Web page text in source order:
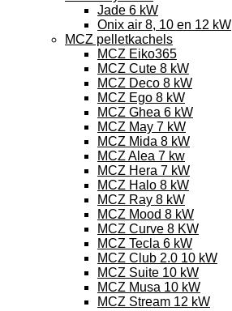
Jade 6 kW
Onix air 8, 10 en 12 kW
MCZ pelletkachels
MCZ Eiko365
MCZ Cute 8 kW
MCZ Deco 8 kW
MCZ Ego 8 kW
MCZ Ghea 6 kW
MCZ May 7 kW
MCZ Mida 8 kW
MCZ Alea 7 kw
MCZ Hera 7 kW
MCZ Halo 8 kW
MCZ Ray 8 kW
MCZ Mood 8 kW
MCZ Curve 8 KW
MCZ Tecla 6 kW
MCZ Club 2.0 10 kW
MCZ Suite 10 kW
MCZ Musa 10 kW
MCZ Stream 12 kW